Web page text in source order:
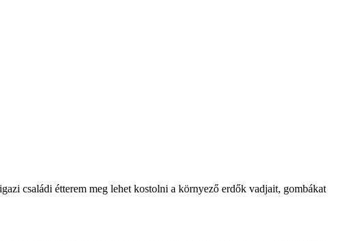
családi étterem meg lehet kostolni a környező erdők vadjait, gombákat